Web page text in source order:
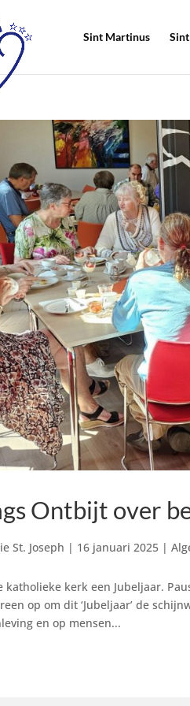
Sint Martinus
Ontbijt over
St. Joseph | 16 januari 2025 |
katholieke kerk een Jubeljaar.
op om dit ‘Jubeljaar’ de
en op mensen...